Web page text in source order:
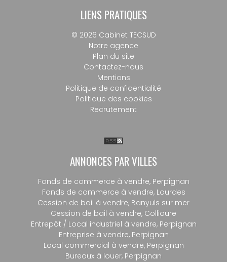
LIENS PRATIQUES
© 2026 Cabinet TECSUD
Notre agence
Plan du site
Contactez-nous
Mentions
Politique de confidentialité
Politique des cookies
Recrutement
ANNONCES PAR VILLES
Fonds de commerce à vendre, Perpignan
Fonds de commerce à vendre, Lourdes
Cession de bail à vendre, Banyuls sur mer
Cession de bail à vendre, Collioure
Entrepôt / Local industriel à vendre, Perpignan
Entreprise à vendre, Perpignan
Local commercial à vendre, Perpignan
Bureaux à louer, Perpignan